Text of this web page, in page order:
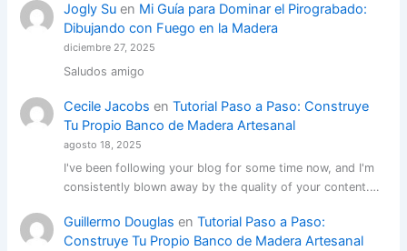
Jogly Suen Mi Guía para Dominar el Pirograbado:
Dibujando con Fuego en la Madera
diciembre 27, 2025
Saludos amigo
Cecile Jacobs en Tutorial Paso a Paso: Construye
Tu Propio Banco de Madera Artesanal
agosto 18, 2025
I've been following your blog for some time now, and I'm
consistently blown away by the quality of your content.…
Guillermo Douglas en Tutorial Paso a Paso:
Construye Tu Propio Banco de Madera Artesanal